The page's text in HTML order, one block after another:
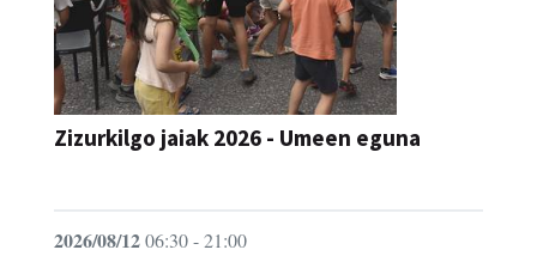
Zizurkilgo jaiak 2026 - Umeen eguna
2026/08/1206:30 - 21:00